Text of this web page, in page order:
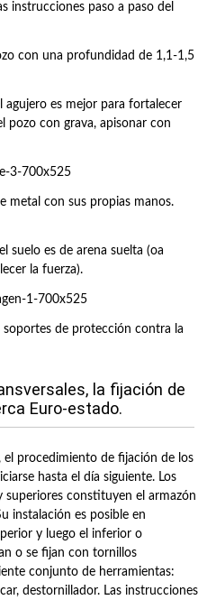
instrucciones paso a paso del
con una profundidad de 1,1-1,5
agujero es mejor para fortalecer
pozo con grava, apisonar con
metal con sus propias manos.
suelo es de arena suelta (oa
la fuerza).
soportes de protección contra la
la fijación de
Euro-estado.
el procedimiento de fijación de los
hasta el día siguiente. Los
superiores constituyen el armazón
instalación es posible en
y luego el inferior o
o se fijan con tornillos
conjunto de herramientas:
destornillador. Las instrucciones